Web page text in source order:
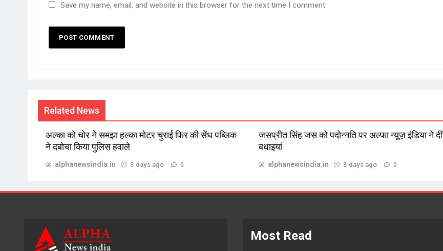
Save my name, email, and website in this browser for the next time I comment.
Related News
अल्का को चोर ने समझा हल्का मोटर चुराई फिर की सेंध पब्लिक
ने दबोचा किया पुलिस हवाले
alphanewsindia.in 3 days ago 0
जसप्रीत सिंह जस को पदोन्नति पर अल्फा न्यूज़ इंडिया ने दीं
बधाइयां
alphanewsindia.in 3 days ago 0
Most Read